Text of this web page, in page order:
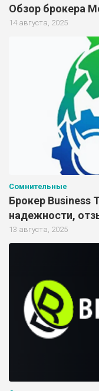
Обзор брокера
14 августа, 2025
Сомнительные
Брокер Business
надежности,
13 августа, 2025